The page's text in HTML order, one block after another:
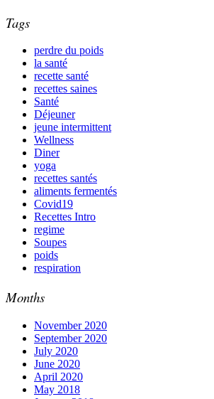
Tags
perdre du poids
la santé
recette santé
recettes saines
Santé
Déjeuner
jeune intermittent
Wellness
Diner
yoga
recettes santés
aliments fermentés
Covid19
Recettes Intro
regime
Soupes
poids
respiration
Months
November 2020
September 2020
July 2020
June 2020
April 2020
May 2018